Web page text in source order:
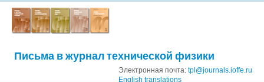
Письма в журнал технической физики
Электронная почта: tpl@journals.ioffe.ru
English translations